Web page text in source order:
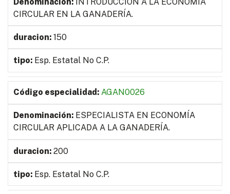
CIRCULAR EN LA GANADERÍA.
150
Esp. Estatal No C.P.
AGAN0026
ESPECIALISTA EN ECONOMÍA
CIRCULAR APLICADA A LA GANADERÍA.
200
Esp. Estatal No C.P.